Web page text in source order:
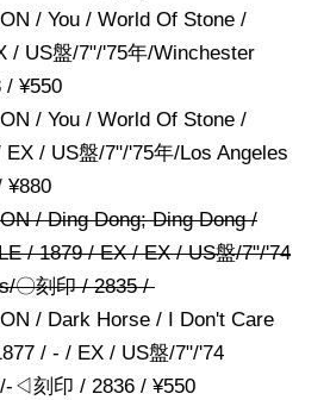
/ You / World Of Stone /
/ US盤/7"/'75年/Winchester
¥550
/ You / World Of Stone /
/ US盤/7"/'75年/Los Angeles
¥880
/ Ding Dong; Ding Dong /
/ 1879 / EX / EX / US盤/7"/'74
〇刻印 / 2835 /
/ Dark Horse / I Don't Care
/ - / EX / US盤/7"/'74
◁刻印 / 2836 / ¥550